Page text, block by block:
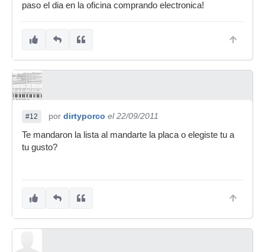
paso el dia en la oficina comprando electronica!
#12 por dirtyporco el 22/09/2011
Te mandaron la lista al mandarte la placa o elegiste tu a
tu gusto?